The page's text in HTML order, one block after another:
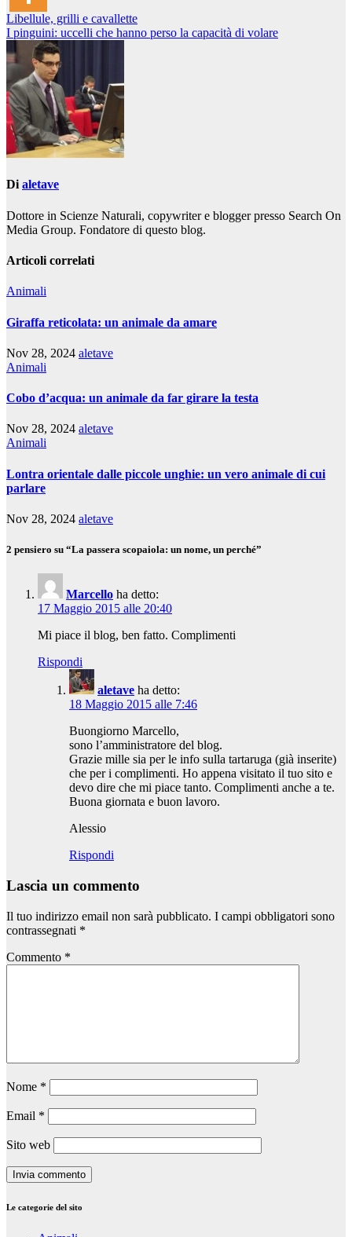
Navigazione
articoli
Libellule, grilli e cavallette
I pinguini: uccelli che hanno perso la capacità di volare
Dialetave
Dottore in Scienze Naturali, copywriter e blogger presso Search On
Media Group. Fondatore di questo blog.
Articoli correlati
Animali
Giraffa reticolata: un animale da amare
Nov 28, 2024 aletave
Animali
Cobo d’acqua: un animale da far girare la testa
Nov 28, 2024 aletave
Animali
Lontra orientale dalle piccole unghie: un vero animale di cui
parlare
Nov 28, 2024 aletave
2 pensiero su “La passera scopaiola: un nome, un perché”
Marcello ha detto:
17 Maggio 2015 alle 20:40
Mi piace il blog, ben fatto. Complimenti
Rispondi
aletave ha detto:
18 Maggio 2015 alle 7:46
Buongiorno Marcello,
sono l’amministratore del blog.
Grazie mille sia per le info sulla tartaruga (già inserite)
che per i complimenti. Ho appena visitato il tuo sito e
devo dire che mi piace tanto. Complimenti anche a te.
Buona giornata e buon lavoro.
Alessio
Rispondi
Lascia un commento
Il tuo indirizzo email non sarà pubblicato. I campi obbligatori sono
contrassegnati *
Commento *
Nome *
Email *
Sito web
Le categorie del sito